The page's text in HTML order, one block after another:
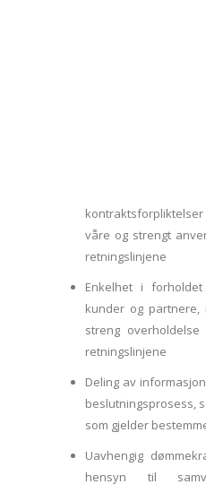
våre og strengt
retningslinjene
Enkelhet i
kunder og
streng
retningslinjene
Deling av
beslutningsprosess,
som gjelder
Uavhengig
hensyn til